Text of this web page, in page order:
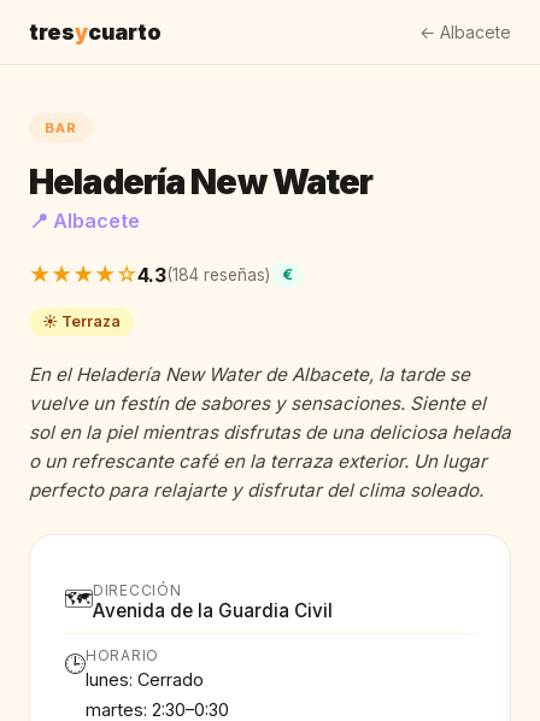
tresycuarto ← Albacete
BAR
Heladería New Water
📍 Albacete
★★★★☆4.3(184 reseñas) €
☀️ Terraza
En el Heladería New Water de Albacete, la tarde se
vuelve un festín de sabores y sensaciones. Siente el
sol en la piel mientras disfrutas de una deliciosa helada
o un refrescante café en la terraza exterior. Un lugar
perfecto para relajarte y disfrutar del clima soleado.
🗺️DIRECCIÓN
Avenida de la Guardia Civil
🕒HORARIO
lunes: Cerrado
martes: 2:30–0:30